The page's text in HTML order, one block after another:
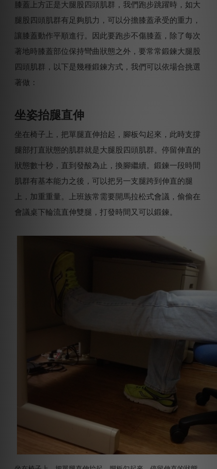
膝蓋上方正是大腿股四頭肌群，我們跑步跳躍時，如大
腿股四頭肌群有足夠肌力，可以分擔膝蓋承受的重力，
讓膝蓋動作平順進行。因此要跑步不傷膝蓋，除了每次
著地時膝蓋部位保持彎曲狀態之外，要常常鍛鍊大腿股
四頭肌群，以下是幾種鍛鍊方式，我們可以依場合挑選
著做：
坐姿抬腿直伸
坐在椅子上，把單腿直伸抬起，腳板勾起來，此時支撐
腿部打直狀態的肌群就是大腿股四頭肌群。停留伸直的
狀態數十秒，直到發酸為止，換腳繼續。鍛鍊一段時間
肌群有基本能力之後，可以把另一支腿跨到伸直的腿
上，加重重量。上班族常需要開馬拉松式會議，偷偷在
會議桌下輪流直伸雙腿，打發時間又可以鍛鍊。